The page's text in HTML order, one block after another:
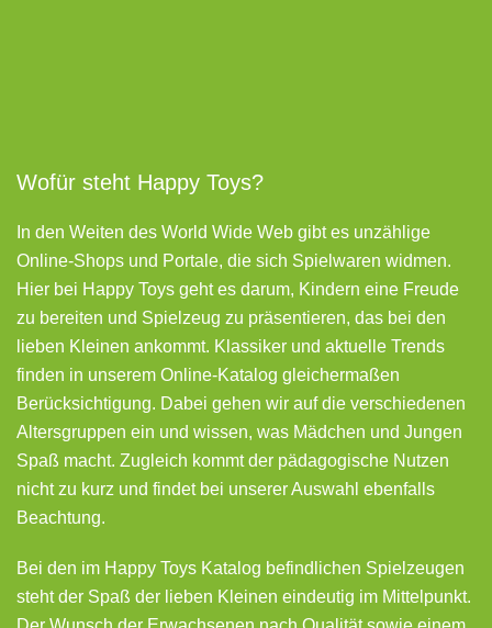
Wofür steht Happy Toys?
In den Weiten des World Wide Web gibt es unzählige
Online-Shops und Portale, die sich Spielwaren widmen.
Hier bei Happy Toys geht es darum, Kindern eine Freude
zu bereiten und Spielzeug zu präsentieren, das bei den
lieben Kleinen ankommt. Klassiker und aktuelle Trends
finden in unserem Online-Katalog gleichermaßen
Berücksichtigung. Dabei gehen wir auf die verschiedenen
Altersgruppen ein und wissen, was Mädchen und Jungen
Spaß macht. Zugleich kommt der pädagogische Nutzen
nicht zu kurz und findet bei unserer Auswahl ebenfalls
Beachtung.
Bei den im Happy Toys Katalog befindlichen Spielzeugen
steht der Spaß der lieben Kleinen eindeutig im Mittelpunkt.